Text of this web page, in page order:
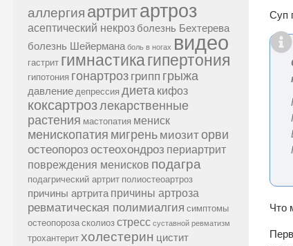
Суп
Что
аллергия артритартроз
асептический некроз болезнь Бехтерева
болезнь Шейермана боль в ногах видео
гастрит гимнастикагипертония
гипотония гонартроз грипп грыжа
давление депрессия диета кифоз
коксартрозлекарственные
растения мастопатия мениск
менископатия мигрень миозиторви
остеопороз остеохондроз периартрит
повреждения менисков подагра
подагрический артрит полиостеоартроз
причины артрита причины артроза
ревматическая полимиалгия симптомы
остеопороза сколиоз стресс суставной ревматизм
трохантерит холестерин цистит